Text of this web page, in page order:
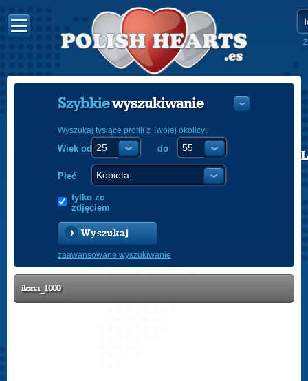
POLISH
Szybkiewyszukiwanie
Wyszukaj tysiące profili z Twojej okolicy:
Wiek od do
Płeć
tylko ze
zdjęciem
Wyszukaj
zaawansowane wyszukiwanie
ilona_1000